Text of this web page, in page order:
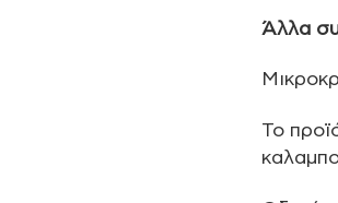
Άλλα
Το